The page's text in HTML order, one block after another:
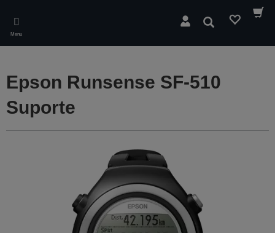
main
content
Menu
Pesquisar
Epson Runsense SF-510
Suporte